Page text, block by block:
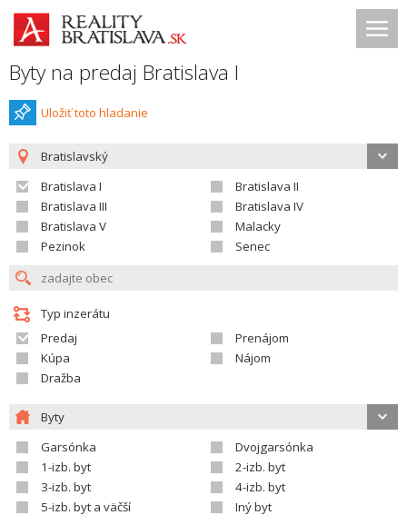
Byty na predaj Bratislava I
Uložiť toto hladanie
Bratislavský
Bratislava I
Bratislava II
Bratislava III
Bratislava IV
Bratislava V
Malacky
Pezinok
Senec
Typ inzerátu
Predaj
Prenájom
Kúpa
Nájom
Dražba
Byty
Garsónka
Dvojgarsónka
1-izb. byt
2-izb. byt
3-izb. byt
4-izb. byt
5-izb. byt a väčší
Iný byt